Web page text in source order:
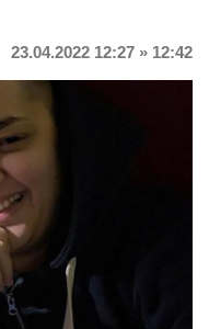
23.04.2022 12:27 » 12:42